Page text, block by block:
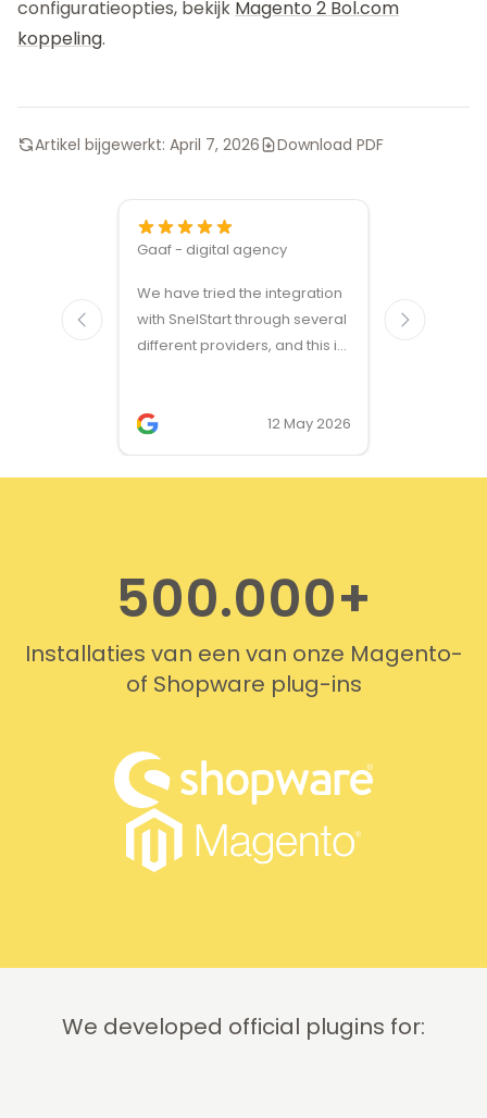
configuratieopties, bekijk Magento 2 Bol.com
koppeling.
Artikel bijgewerkt: April 7, 2026 Download PDF
Gaaf - digital agency
We have tried the integration
with SnelStart through several
different providers, and this is
two occasions, and it was
provided quickly and
professionally. We do
12 May 2026
modules
500.000+
Installaties van een van onze Magento-
of Shopware plug-ins
We developed official plugins for: